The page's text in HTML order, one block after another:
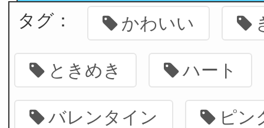
タグ： かわいい
ときめき ハート
バレンタイン ピン